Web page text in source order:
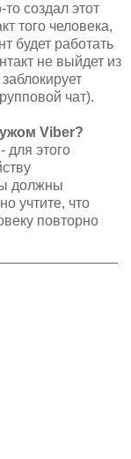
создал этот
того человека,
будет работать
не выйдет из
чат).
Viber?
для этого
должны
учтите, что
повторно